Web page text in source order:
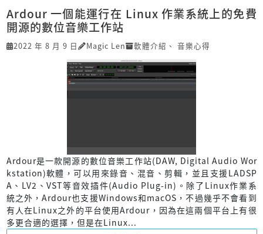
Ardour 一個能運行在 Linux 作業系統上的免費
開源的數位音樂工作站
2022 年 8 月 9 日 Magic Len 軟體介紹 、 音樂心得
Ardour是一款開源的數位音樂工作站(DAW, Digital Audio Wor
kstation)軟體，可以用來錄音、混音、剪輯，並且支援LADSP
A、LV2、VST等音效插件(Audio Plug-in)。除了Linux作業系
統之外，Ardour也支援Windows和macOS，不過幾乎不會看到
有人在Linux之外的平台使用Ardour，因為在這兩個平台上有很
多更合適的選擇，但是在Linux...